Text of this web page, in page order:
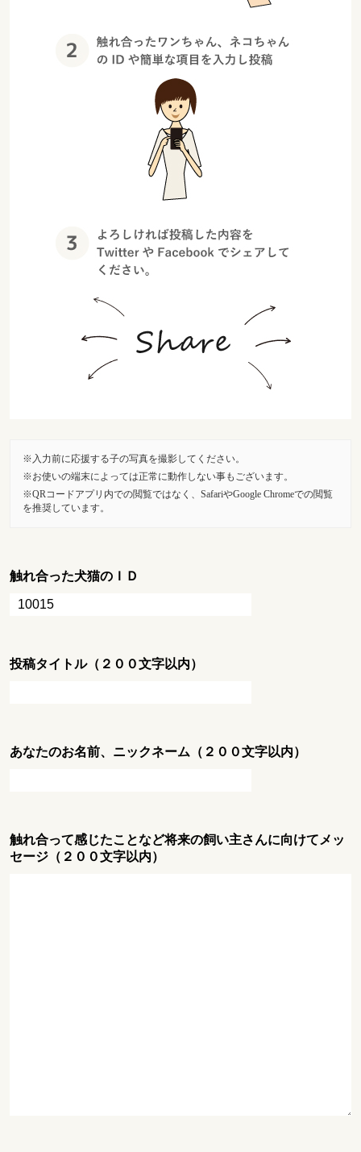
入力前に応援する子の写真を撮影してください。
お使いの端末によっては正常に動作しない事もございます。
QRコードアプリ内での閲覧ではなく、SafariやGoogle Chromeでの閲覧
を推奨しています。
触れ合った犬猫のＩＤ
投稿タイトル（２００文字以内）
あなたのお名前、ニックネーム（２００文字以内）
触れ合って感じたことなど将来の飼い主さんに向けてメッ
セージ（２００文字以内）